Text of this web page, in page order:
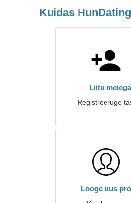
Kuidas
Liitu meiega
Registreeruge
Looge uus